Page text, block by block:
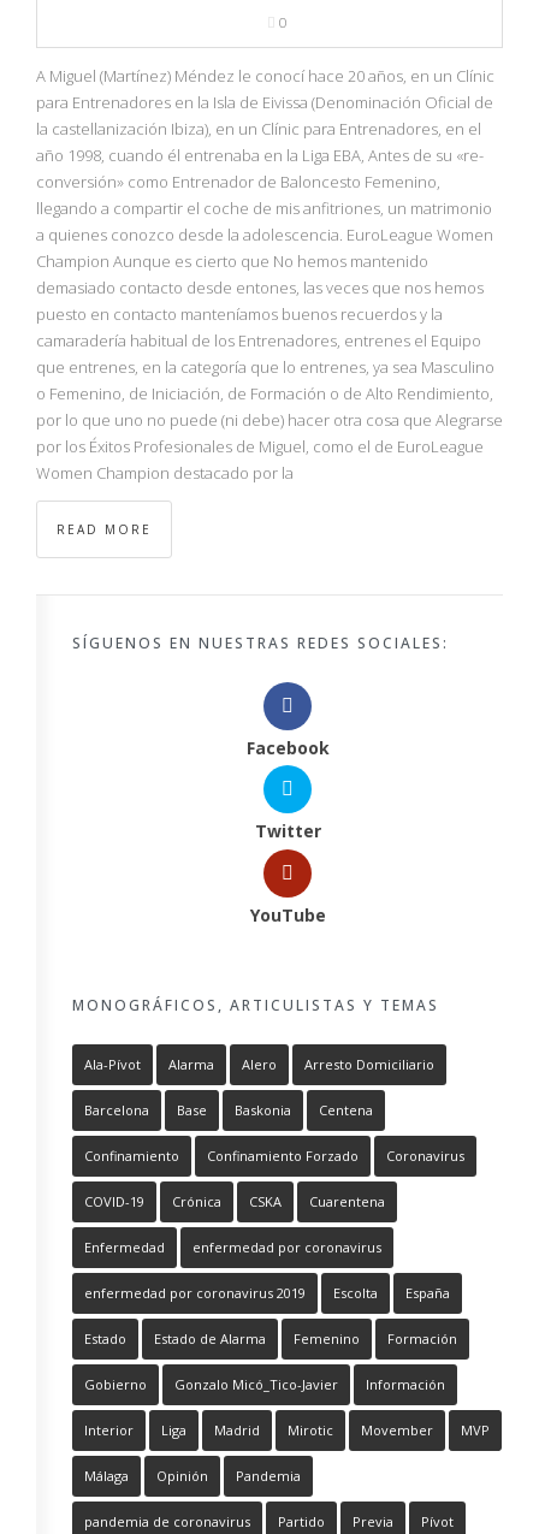
0
A Miguel (Martínez) Méndez le conocí hace 20 años, en un Clínic
para Entrenadores en la Isla de Eivissa (Denominación Oficial de
la castellanización Ibiza), en un Clínic para Entrenadores, en el
año 1998, cuando él entrenaba en la Liga EBA, Antes de su «re-
conversión» como Entrenador de Baloncesto Femenino,
llegando a compartir el coche de mis anfitriones, un matrimonio
a quienes conozco desde la adolescencia. EuroLeague Women
Champion Aunque es cierto que No hemos mantenido
demasiado contacto desde entones, las veces que nos hemos
puesto en contacto manteníamos buenos recuerdos y la
camaradería habitual de los Entrenadores, entrenes el Equipo
que entrenes, en la categoría que lo entrenes, ya sea Masculino
o Femenino, de Iniciación, de Formación o de Alto Rendimiento,
por lo que uno no puede (ni debe) hacer otra cosa que Alegrarse
por los Éxitos Profesionales de Miguel, como el de EuroLeague
Women Champion destacado por la
READ MORE
SÍGUENOS EN NUESTRAS REDES SOCIALES:
Facebook
Twitter
YouTube
MONOGRÁFICOS, ARTICULISTAS Y TEMAS
Ala-Pívot Alarma Alero Arresto Domiciliario
Barcelona Base Baskonia Centena
Confinamiento Confinamiento Forzado Coronavirus
COVID-19 Crónica CSKA Cuarentena
Enfermedad enfermedad por coronavirus
enfermedad por coronavirus 2019 Escolta España
Estado Estado de Alarma Femenino Formación
Gobierno Gonzalo Micó_Tico-Javier Información
Interior Liga Madrid Mirotic Movember MVP
Málaga Opinión Pandemia
pandemia de coronavirus Partido Previa Pívot